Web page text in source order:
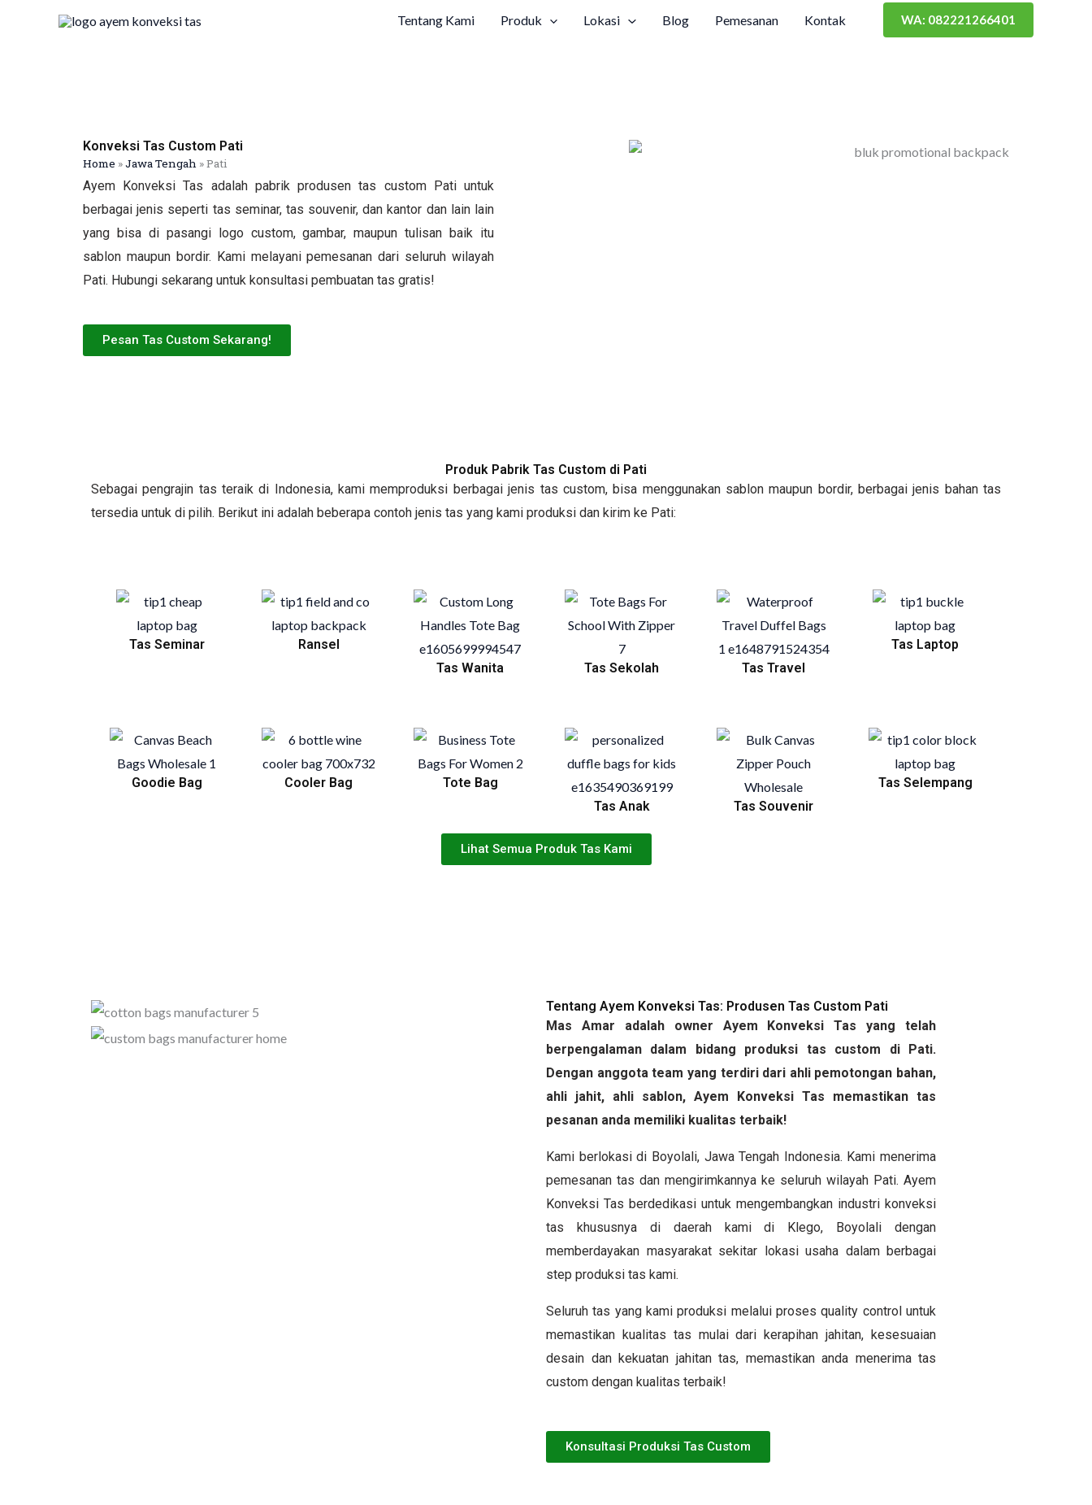
Tentang Kami Produk Lokasi Blog Pemesanan Kontak WA: 082221266401
Konveksi Tas Custom Pati
Home »Jawa Tengah »Pati
Ayem Konveksi Tas adalah pabrik produsen tas custom Pati untuk
berbagai jenis seperti tas seminar, tas souvenir, dan kantor dan lain lain
yang bisa di pasangi logo custom, gambar, maupun tulisan baik itu
sablon maupun bordir. Kami melayani pemesanan dari seluruh wilayah
Pati. Hubungi sekarang untuk konsultasi pembuatan tas gratis!
Pesan Tas Custom Sekarang!
Produk Pabrik Tas Custom di Pati
Sebagai pengrajin tas teraik di Indonesia, kami memproduksi berbagai jenis tas custom, bisa menggunakan sablon maupun bordir, berbagai jenis bahan tas
tersedia untuk di pilih. Berikut ini adalah beberapa contoh jenis tas yang kami produksi dan kirim ke Pati:
Tas Seminar
Ransel
Tas Wanita
Tas Sekolah Tas Travel
Tas Laptop
Goodie Bag Cooler Bag
Tote Bag
Tas Anak
Tas Souvenir
Tas Selempang
Lihat Semua Produk Tas Kami
Tentang Ayem Konveksi Tas: Produsen Tas Custom Pati
Mas Amar adalah owner Ayem Konveksi Tas yang telah
berpengalaman dalam bidang produksi tas custom di Pati.
Dengan anggota team yang terdiri dari ahli pemotongan bahan,
ahli jahit, ahli sablon, Ayem Konveksi Tas memastikan tas
pesanan anda memiliki kualitas terbaik!
Kami berlokasi di Boyolali, Jawa Tengah Indonesia. Kami menerima
pemesanan tas dan mengirimkannya ke seluruh wilayah Pati. Ayem
Konveksi Tas berdedikasi untuk mengembangkan industri konveksi
tas khususnya di daerah kami di Klego, Boyolali dengan
memberdayakan masyarakat sekitar lokasi usaha dalam berbagai
step produksi tas kami.
Seluruh tas yang kami produksi melalui proses quality control untuk
memastikan kualitas tas mulai dari kerapihan jahitan, kesesuaian
desain dan kekuatan jahitan tas, memastikan anda menerima tas
custom dengan kualitas terbaik!
Konsultasi Produksi Tas Custom